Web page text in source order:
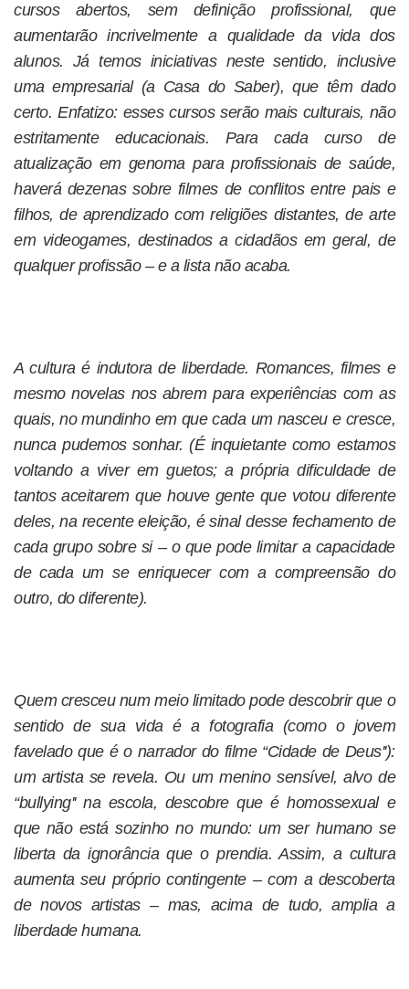
cursos abertos, sem definição profissional, que
aumentarão incrivelmente a qualidade da vida dos
alunos. Já temos iniciativas neste sentido, inclusive
uma empresarial (a Casa do Saber), que têm dado
certo. Enfatizo: esses cursos serão mais culturais, não
estritamente educacionais. Para cada curso de
atualização em genoma para profissionais de saúde,
haverá dezenas sobre filmes de conflitos entre pais e
filhos, de aprendizado com religiões distantes, de arte
em videogames, destinados a cidadãos em geral, de
qualquer profissão – e a lista não acaba.
A cultura é indutora de liberdade. Romances, filmes e
mesmo novelas nos abrem para experiências com as
quais, no mundinho em que cada um nasceu e cresce,
nunca pudemos sonhar. (É inquietante como estamos
voltando a viver em guetos; a própria dificuldade de
tantos aceitarem que houve gente que votou diferente
deles, na recente eleição, é sinal desse fechamento de
cada grupo sobre si – o que pode limitar a capacidade
de cada um se enriquecer com a compreensão do
outro, do diferente).
Quem cresceu num meio limitado pode descobrir que o
sentido de sua vida é a fotografia (como o jovem
favelado que é o narrador do filme “Cidade de Deus''):
um artista se revela. Ou um menino sensível, alvo de
“bullying'' na escola, descobre que é homossexual e
que não está sozinho no mundo: um ser humano se
liberta da ignorância que o prendia. Assim, a cultura
aumenta seu próprio contingente – com a descoberta
de novos artistas – mas, acima de tudo, amplia a
liberdade humana.